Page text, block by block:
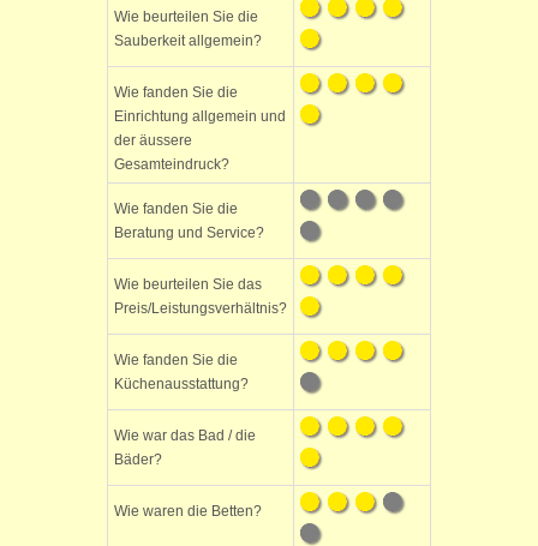
Wie beurteilen Sie die
Sauberkeit allgemein?
Wie fanden Sie die
Einrichtung allgemein und
der äussere
Gesamteindruck?
Wie fanden Sie die
Beratung und Service?
Wie beurteilen Sie das
Preis/Leistungsverhältnis?
Wie fanden Sie die
Küchenausstattung?
Wie war das Bad / die
Bäder?
Wie waren die Betten?